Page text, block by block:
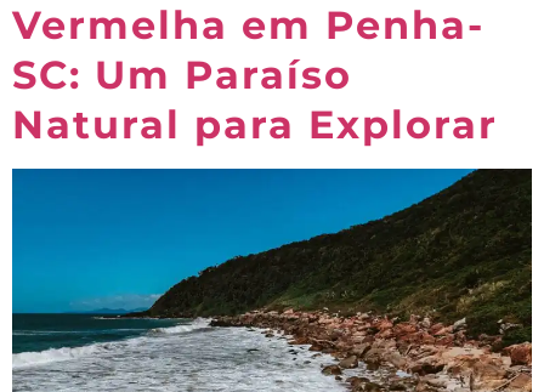
Vermelha em Penha-
SC: Um Paraíso
Natural para Explorar